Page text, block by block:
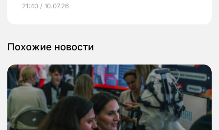
21:40 / 10.07.26
Похожие новости